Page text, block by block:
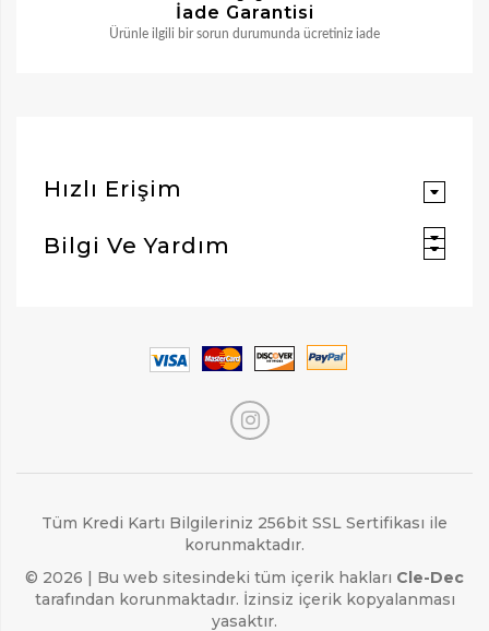
İade Garantisi
Ürünle ilgili bir sorun durumunda ücretiniz iade
Hızlı Erişim
Bilgi Ve Yardım
Tüm Kredi Kartı Bilgileriniz 256bit SSL Sertifikası ile
korunmaktadır.
© 2026 | Bu web sitesindeki tüm içerik hakları Cle-Dec
tarafından korunmaktadır. İzinsiz içerik kopyalanması
yasaktır.